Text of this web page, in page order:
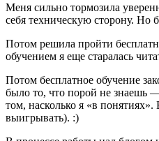
Меня сильно тормозила
себя техническую сторону. Но
Потом решила пройти
обучением я еще старалась
Потом бесплатное обучение
было то, что порой не знаешь
том, насколько я «в
выигрывать). :)